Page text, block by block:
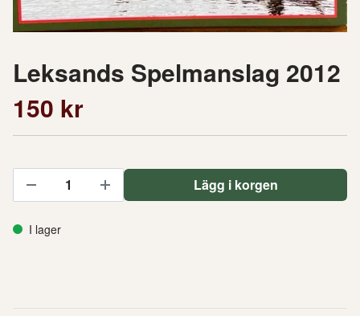
Leksands Spelmanslag 2012
150 kr
Lägg i korgen
I lager